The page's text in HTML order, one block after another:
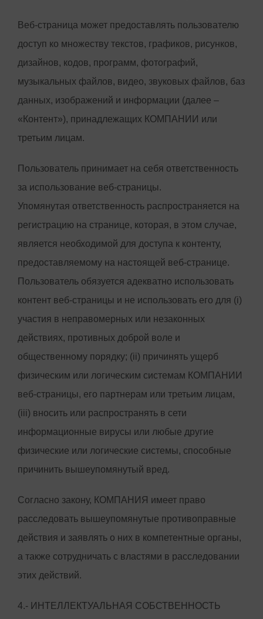
Веб-страница может предоставлять пользователю
доступ ко множеству текстов, графиков, рисунков,
дизайнов, кодов, программ, фотографий,
музыкальных файлов, видео, звуковых файлов, баз
данных, изображений и информации (далее –
«Контент»), принадлежащих КОМПАНИИ или
третьим лицам.
Пользователь принимает на себя ответственность
за использование веб-страницы.
Упомянутая ответственность распространяется на
регистрацию на странице, которая, в этом случае,
является необходимой для доступа к контенту,
предоставляемому на настоящей веб-странице.
Пользователь обязуется адекватно использовать
контент веб-страницы и не использовать его для (i)
участия в неправомерных или незаконных
действиях, противных доброй воле и
общественному порядку; (ii) причинять ущерб
физическим или логическим системам КОМПАНИИ
веб-страницы, его партнерам или третьим лицам,
(iii) вносить или распространять в сети
информационные вирусы или любые другие
физические или логические системы, способные
причинить вышеупомянутый вред.
Согласно закону, КОМПАНИЯ имеет право
расследовать вышеупомянутые противоправные
действия и заявлять о них в компетентные органы,
а также сотрудничать с властями в расследовании
этих действий.
4.- ИНТЕЛЛЕКТУАЛЬНАЯ СОБСТВЕННОСТЬ